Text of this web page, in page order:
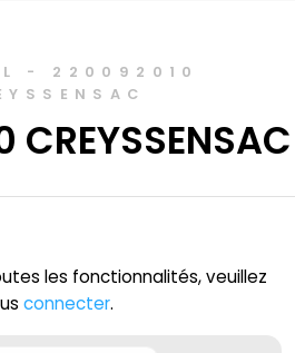
- 220092010
les fonctionnalités, veuillez
connecter.